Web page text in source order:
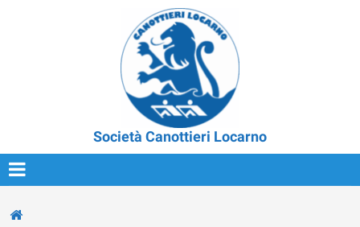
Società Canottieri Locarno